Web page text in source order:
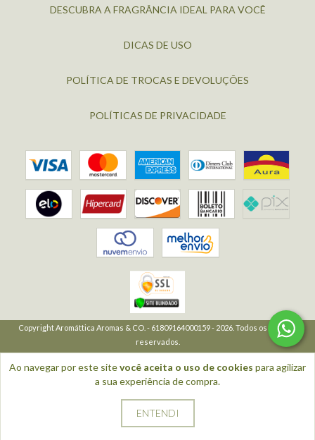
Ao navegar por este sitevocê aceita o uso de cookies para agilizar
a sua experiência de compra.
ENTENDI
DESCUBRA A FRAGRÂNCIA IDEAL PARA VOCÊ
DICAS DE USO
POLÍTICA DE TROCAS E DEVOLUÇÕES
POLÍTICAS DE PRIVACIDADE
Copyright Aromáttica Aromas & CO. - 61809164000159 - 2026. Todos os direitos
reservados.